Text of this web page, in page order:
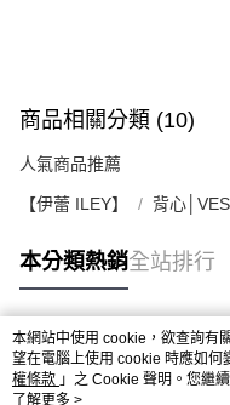
商品相關分類 (10)
人氣商品推薦
【伊蕾 ILEY】 背心
本分類熱銷全站排行
熱門標籤
本網站中使用 cookie，欲查詢有
望在電腦上使用 cookie 時應如何
權條款 」之 Cookie 聲明。您繼
用條款之 Cookie 聲明使用 cookie
了解更多 >